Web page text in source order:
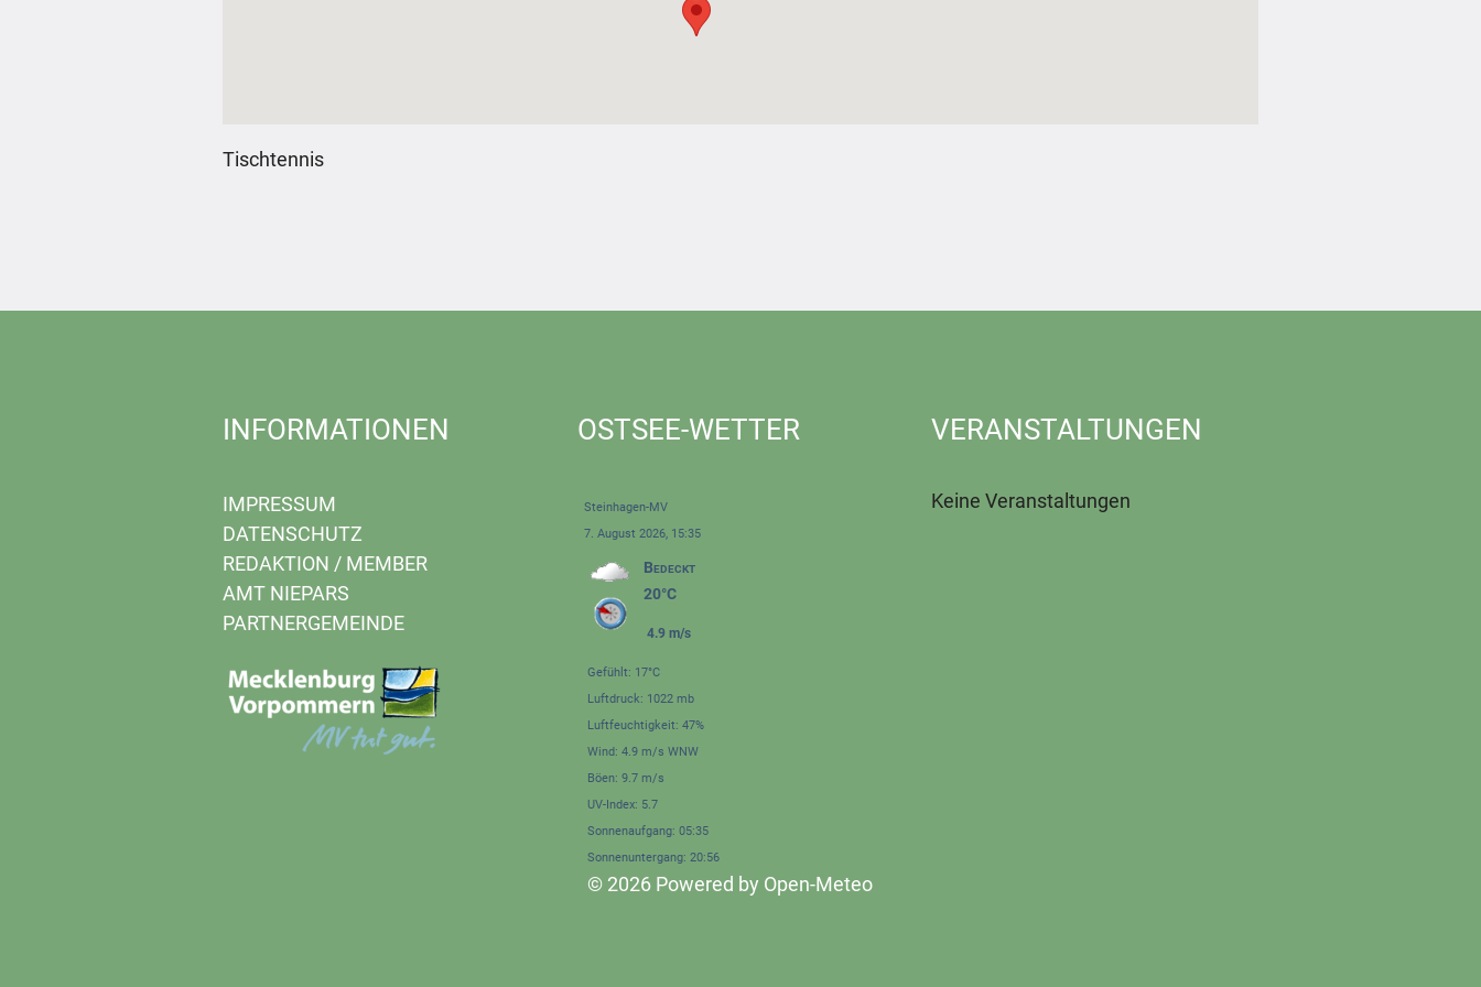
Tischtennis
INFORMATIONEN
IMPRESSUM
DATENSCHUTZ
REDAKTION / MEMBER
AMT NIEPARS
PARTNERGEMEINDE
OSTSEE-WETTER
Steinhagen-MV
7. August 2026, 15:35
Bedeckt
20°C
4.9 m/s
Gefühlt: 17°C
Luftdruck: 1022 mb
Luftfeuchtigkeit: 47%
Wind: 4.9 m/s WNW
Böen: 9.7 m/s
UV-Index: 5.7
Sonnenaufgang: 05:35
Sonnenuntergang: 20:56
© 2026 Powered by Open-Meteo
VERANSTALTUNGEN
Keine Veranstaltungen